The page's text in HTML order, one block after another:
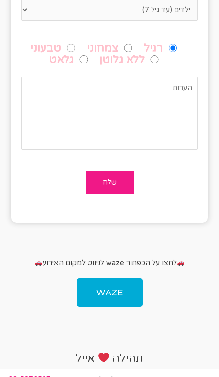
רגיל
צמחוני
טבעוני
ללא גלוטן
גלאט
לחצו על הכפתור waze לניווט למקום האירוע
WAZE
תהילה אייל